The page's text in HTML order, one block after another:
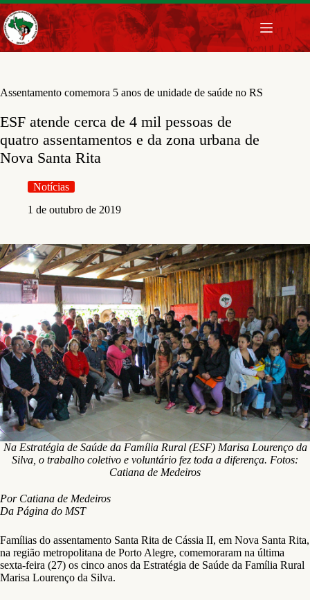
Pular
para
o
conteúdo
Assentamento comemora 5 anos de unidade de saúde no RS
ESF atende cerca de 4 mil pessoas de
quatro assentamentos e da zona urbana de
Nova Santa Rita
Notícias
1 de outubro de 2019
Na Estratégia de Saúde da Família Rural (ESF) Marisa Lourenço da
Silva, o trabalho coletivo e voluntário fez toda a diferença. Fotos:
Catiana de Medeiros
Por Catiana de Medeiros
Da Página do MST
Famílias do assentamento Santa Rita de Cássia II, em Nova Santa Rita,
na região metropolitana de Porto Alegre, comemoraram na última
sexta-feira (27) os cinco anos da Estratégia de Saúde da Família Rural
Marisa Lourenço da Silva.